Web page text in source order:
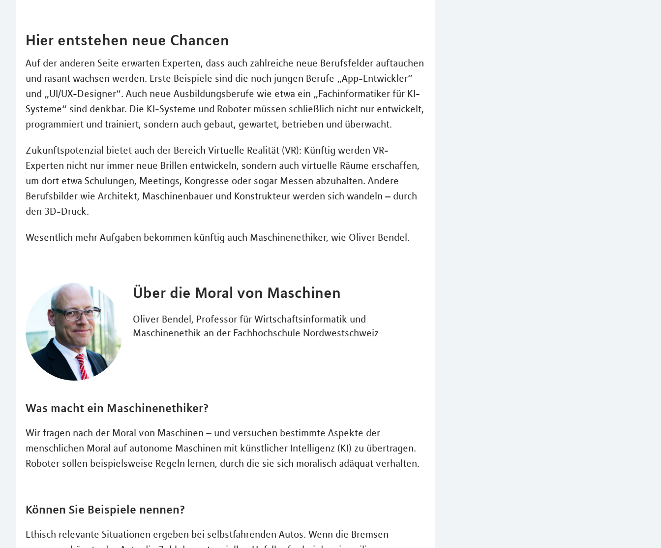
Hier entstehen neue Chancen
Auf der anderen Seite erwarten Experten, dass auch zahlreiche neue Berufsfelder auftauchen
und rasant wachsen werden. Erste Beispiele sind die noch jungen Berufe „App-Entwickler“
und „UI/UX-Designer“. Auch neue Ausbildungsberufe wie etwa ein „Fachinformatiker für KI-
Systeme“ sind denkbar. Die KI-Systeme und Roboter müssen schließlich nicht nur entwickelt,
programmiert und trainiert, sondern auch gebaut, gewartet, betrieben und überwacht.
Zukunftspotenzial bietet auch der Bereich Virtuelle Realität (VR): Künftig werden VR-
Experten nicht nur immer neue Brillen entwickeln, sondern auch virtuelle Räume erschaffen,
um dort etwa Schulungen, Meetings, Kongresse oder sogar Messen abzuhalten. Andere
Berufsbilder wie Architekt, Maschinenbauer und Konstrukteur werden sich wandeln – durch
den 3D-Druck.
Wesentlich mehr Aufgaben bekommen künftig auch Maschinenethiker, wie Oliver Bendel.
Über die Moral von Maschinen
Oliver Bendel, Professor für Wirtschaftsinformatik und
Maschinenethik an der Fachhochschule Nordwestschweiz
Was macht ein Maschinenethiker?
Wir fragen nach der Moral von Maschinen – und versuchen bestimmte Aspekte der
menschlichen Moral auf autonome Maschinen mit künstlicher Intelligenz (KI) zu übertragen.
Roboter sollen beispielsweise Regeln lernen, durch die sie sich moralisch adäquat verhalten.
Können Sie Beispiele nennen?
Ethisch relevante Situationen ergeben bei selbstfahrenden Autos. Wenn die Bremsen